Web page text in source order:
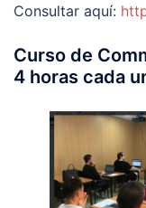
Consultar aquí:
Curso de
4 horas cada